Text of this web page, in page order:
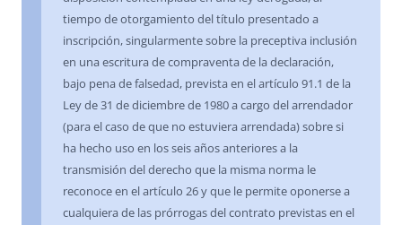
tiempo de otorgamiento del título presentado a
inscripción, singularmente sobre la preceptiva inclusión
en una escritura de compraventa de la declaración,
bajo pena de falsedad, prevista en el artículo 91.1 de la
Ley de 31 de diciembre de 1980 a cargo del arrendador
(para el caso de que no estuviera arrendada) sobre si
ha hecho uso en los seis años anteriores a la
transmisión del derecho que la misma norma le
reconoce en el artículo 26 y que le permite oponerse a
cualquiera de las prórrogas del contrato previstas en el